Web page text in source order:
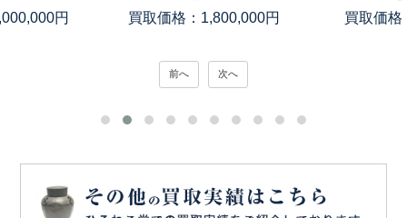
円
買取価格：1,800,000円
買取価格
前へ 次へ